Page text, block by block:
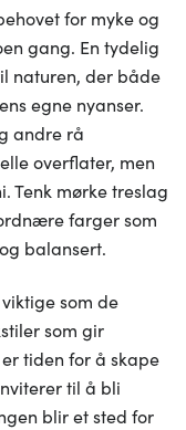
for myke og
gang. En tydelig
naturen, der både
egne nyanser.
andre rå
overflater, men
Tenk mørke treslag
farger som
balansert.
som de
som gir
tiden for å skape
til å bli
blir et sted for